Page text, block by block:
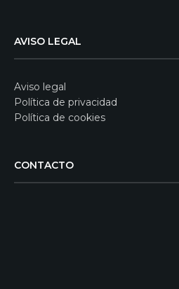
AVISO LEGAL
Aviso legal
Política de privacidad
Política de cookies
CONTACTO